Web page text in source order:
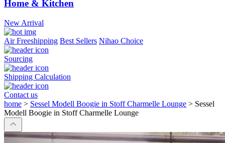
Home & Kitchen
New Arrival
Air Freeshipping Best Sellers Nihao Choice
Sourcing
Shipping Calculation
Contact us
home > Sessel Modell Boogie in Stoff Charmelle Lounge > Sessel
Modell Boogie in Stoff Charmelle Lounge